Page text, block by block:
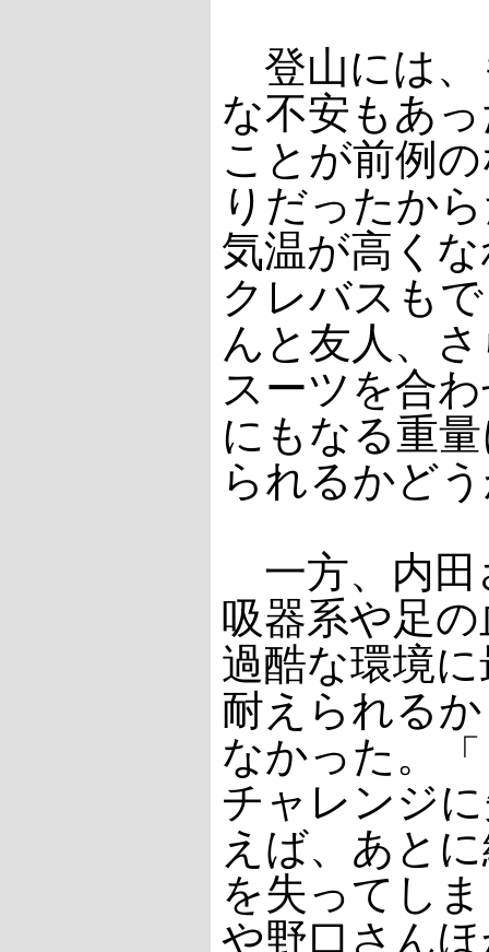
登山には、
な不安もあ
ことが前例
りだったか
気温が高く
クレバスも
んと友人、
スーツを合
にもなる重
られるかど
一方、内田
吸器系や足
過酷な環境
耐えられる
なかった。
チャレンジ
えば、あと
を失ってし
や野口さん